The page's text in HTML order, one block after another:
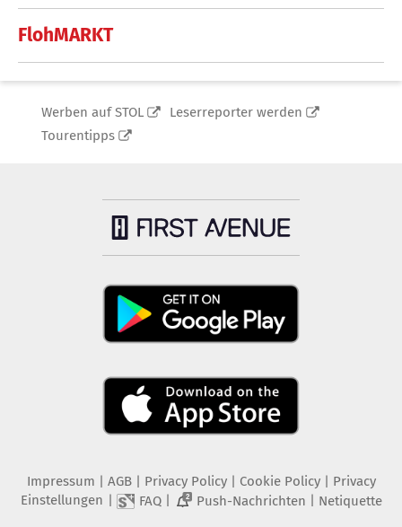
FlohMARKT
Werben auf STOL
Leserreporter werden
Tourentipps
Impressum AGB Privacy Policy| Cookie Policy| Privacy
Einstellungen
FAQ| 2 Push-Nachrichten Netiquette